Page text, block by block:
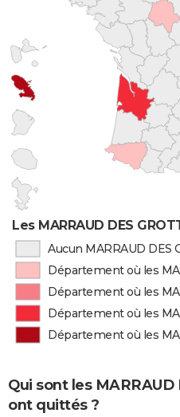
Les MARRAUD DES
Aucun MARRAUD DES
Département où les
Département où les
Département où les
Département où les
Qui sont les MARRAUD
ont quittés ?